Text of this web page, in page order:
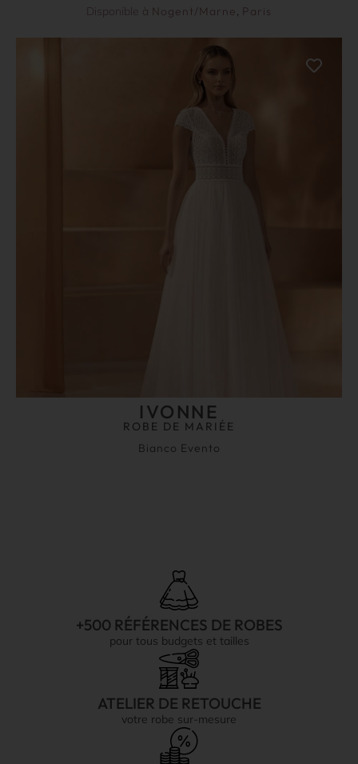
Disponible à Nogent/Marne, Paris
IVONNE
ROBE DE MARIÉE
Bianco Evento
+500 RÉFÉRENCES DE ROBES
pour tous budgets et tailles
ATELIER DE RETOUCHE
votre robe sur-mesure